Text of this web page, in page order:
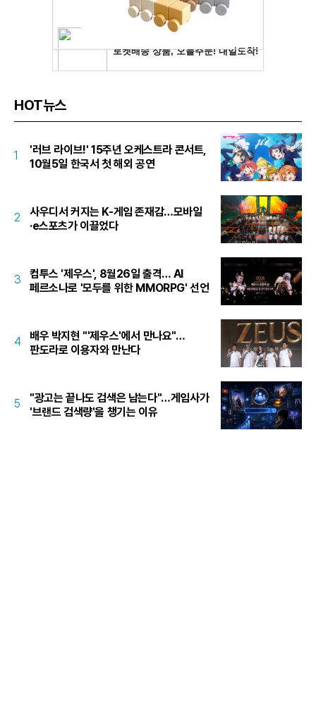
HOT뉴스
1
'러브 라이브!' 15주년 오케스트라 콘서트,
10월5일 한국서 첫 해외 공연
2
사우디서 커지는 K-게임 존재감…모바일
·e스포츠가 이끌었다
3
컴투스 '제우스', 8월26일 출격… AI
페르소나로 '모두를 위한 MMORPG' 선언
4
배우 박지현 "'제우스'에서 만나요"…
판도라로 이용자와 만난다
5
"광고는 끝나도 검색은 남는다"…게임사가
'브랜드 검색량'을 챙기는 이유